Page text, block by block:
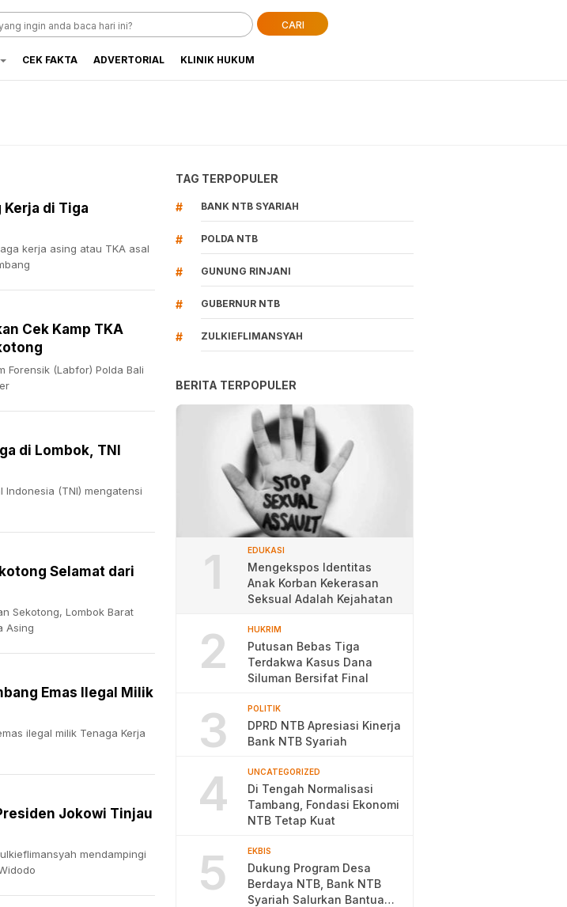
CARI
CEK FAKTA ADVERTORIAL KLINIK HUKUM
Kerja di Tiga
kerja asing atau TKA asal
Cek Kamp TKA
Forensik (Labfor) Polda Bali
di Lombok, TNI
Indonesia (TNI) mengatensi
Selamat dari
Sekotong, Lombok Barat
Asing
Emas Ilegal Milik
ilegal milik Tenaga Kerja
Jokowi Tinjau
mendampingi
TAG TERPOPULER
# BANK NTB SYARIAH
# POLDA NTB
# GUNUNG RINJANI
# GUBERNUR NTB
# ZULKIEFLIMANSYAH
BERITA TERPOPULER
1 EDUKASI
Mengekspos Identitas
Anak Korban Kekerasan
Seksual Adalah Kejahatan
2 HUKRIM
Putusan Bebas Tiga
Terdakwa Kasus Dana
Siluman Bersifat Final
3 POLITIK
DPRD NTB Apresiasi Kinerja
Bank NTB Syariah
4 UNCATEGORIZED
Di Tengah Normalisasi
Tambang, Fondasi Ekonomi
NTB Tetap Kuat
5 EKBIS
Dukung Program Desa
Berdaya NTB, Bank NTB
Syariah Salurkan Bantuan